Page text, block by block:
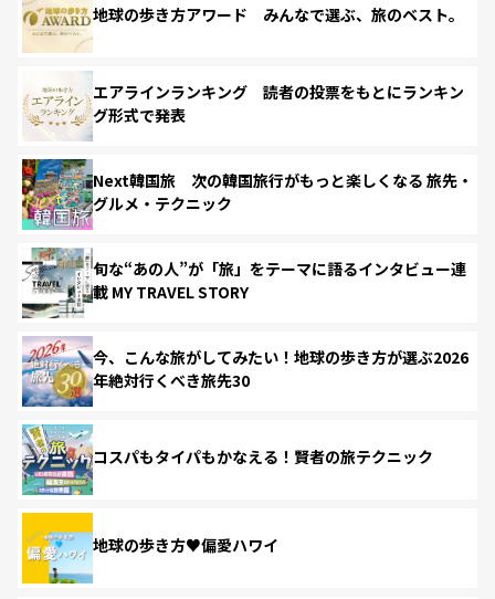
地球の歩き方アワード みんなで選ぶ、旅のベスト。
エアラインランキング 読者の投票をもとにランキン
グ形式で発表
Next韓国旅 次の韓国旅行がもっと楽しくなる 旅先・
グルメ・テクニック
旬な“あの人”が「旅」をテーマに語るインタビュー連
載 MY TRAVEL STORY
今、こんな旅がしてみたい！地球の歩き方が選ぶ2026
年絶対行くべき旅先30
コスパもタイパもかなえる！賢者の旅テクニック
地球の歩き方♥偏愛ハワイ